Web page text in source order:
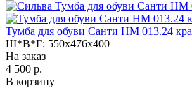
Тумба для обуви Санти НМ 013.24
Ш*В*Г: 550x476x400
На заказ
4 500 р.
В корзину